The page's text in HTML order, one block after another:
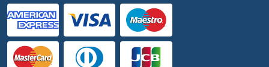
ATG5 Antikörper
ATG7 Antikörper